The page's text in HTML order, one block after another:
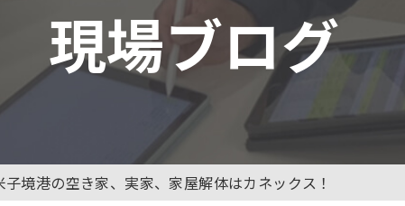
現場ブログ
子境港の空き家、実家、家屋解体はカネックス！